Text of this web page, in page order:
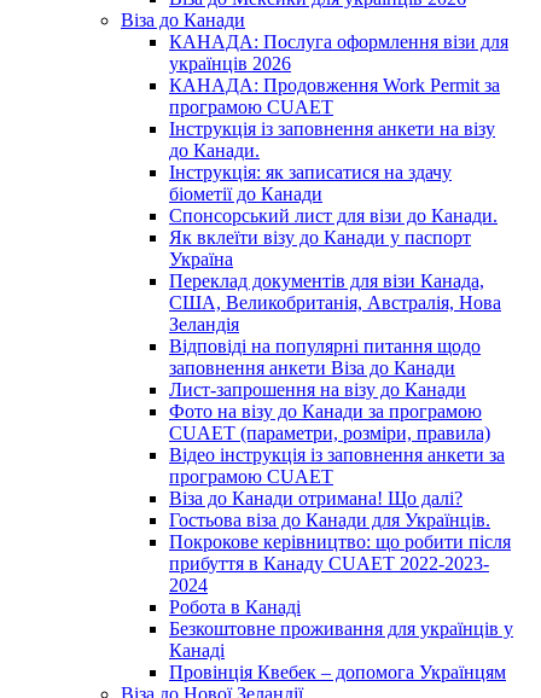
Віза до Канади
КАНАДА: Послуга оформлення візи для
українців 2026
КАНАДА: Продовження Work Permit за
програмою CUAET
Інструкція із заповнення анкети на візу
до Канади.
Інструкція: як записатися на здачу
біометії до Канади
Спонсорський лист для візи до Канади.
Як вклеїти візу до Канади у паспорт
Україна
Переклад документів для візи Канада,
США, Великобританія, Австралія, Нова
Зеландія
Відповіді на популярні питання щодо
заповнення анкети Віза до Канади
Лист-запрошення на візу до Канади
Фото на візу до Канади за програмою
CUAET (параметри, розміри, правила)
Відео інструкція із заповнення анкети за
програмою CUAET
Віза до Канади отримана! Що далі?
Гостьова віза до Канади для Українців.
Покрокове керівництво: що робити після
прибуття в Канаду CUAET 2022-2023-
2024
Робота в Канаді
Безкоштовне проживання для українців у
Канаді
Провінція Квебек – допомога Українцям
Віза до Нової Зеландії.